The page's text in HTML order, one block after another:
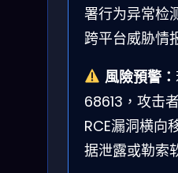
署行为异常检
跨平台威胁情
風險預警：
68613，攻击
RCE漏洞横向
据泄露或勒索